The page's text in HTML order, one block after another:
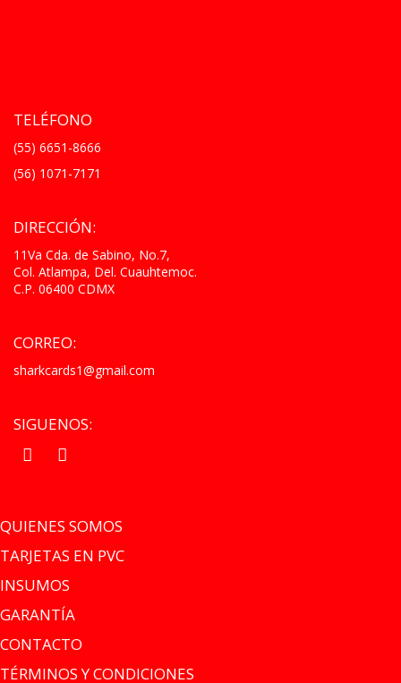
TELÉFONO
(55) 6651-8666
(56) 1071-7171
DIRECCIÓN:
11Va Cda. de Sabino, No.7,
Col. Atlampa, Del. Cuauhtemoc.
C.P. 06400 CDMX
CORREO:
sharkcards1@gmail.com
SIGUENOS:
QUIENES SOMOS
TARJETAS EN PVC
INSUMOS
GARANTÍA
CONTACTO
TÉRMINOS Y CONDICIONES